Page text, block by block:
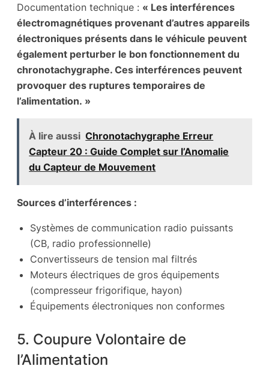
Documentation technique : « Les interférences
électromagnétiques provenant d’autres appareils
électroniques présents dans le véhicule peuvent
également perturber le bon fonctionnement du
chronotachygraphe. Ces interférences peuvent
provoquer des ruptures temporaires de
l’alimentation. »
À lire aussi Chronotachygraphe Erreur
Capteur 20 : Guide Complet sur l’Anomalie
du Capteur de Mouvement
Sources d’interférences :
Systèmes de communication radio puissants
(CB, radio professionnelle)
Convertisseurs de tension mal filtrés
Moteurs électriques de gros équipements
(compresseur frigorifique, hayon)
Équipements électroniques non conformes
5. Coupure Volontaire de
l’Alimentation